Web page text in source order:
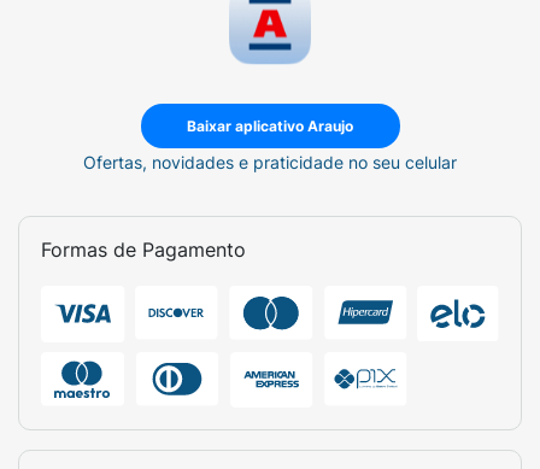
Baixar aplicativo Araujo
Ofertas, novidades e praticidade no seu celular
Formas de Pagamento